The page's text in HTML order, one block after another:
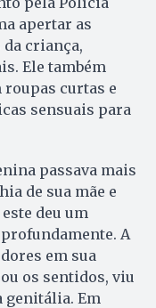
apertar as
da criança,
Ele também
curtas e
sensuais para
passava mais
de sua mãe e
deu um
A
em sua
os sentidos, viu
genitália. Em